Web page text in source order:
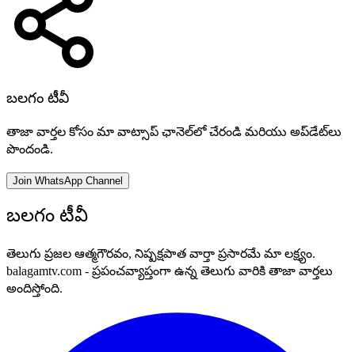
బలగం టీవీ
తాజా వార్తల కోసం మా వాట్సాప్ ఛానెల్‌లో చేరండి మరియు అప్‌డేట్‌లు
పొందండి.
Join WhatsApp Channel
బలగం టీవీ
తెలుగు ప్రజల ఆత్మగౌరవం, నిష్పక్షపాత వార్తా ప్రసారమే మా లక్ష్యం.
balagamtv.com - ప్రపంచవ్యాప్తంగా ఉన్న తెలుగు వారికి తాజా వార్తలు
అందిస్తోంది.